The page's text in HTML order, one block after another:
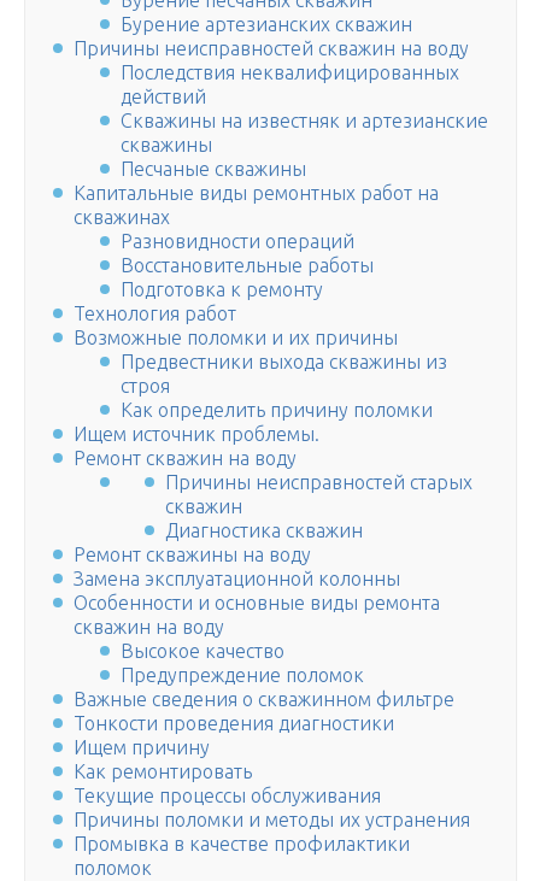
Бурение артезианских скважин
Причины неисправностей скважин на воду
Последствия неквалифицированных
действий
Скважины на известняк и артезианские
скважины
Песчаные скважины
Капитальные виды ремонтных работ на
скважинах
Разновидности операций
Восстановительные работы
Подготовка к ремонту
Технология работ
Возможные поломки и их причины
Предвестники выхода скважины из
строя
Как определить причину поломки
Ищем источник проблемы.
Ремонт скважин на воду
Причины неисправностей старых
скважин
Диагностика скважин
Ремонт скважины на воду
Замена эксплуатационной колонны
Особенности и основные виды ремонта
скважин на воду
Высокое качество
Предупреждение поломок
Важные сведения о скважинном фильтре
Тонкости проведения диагностики
Ищем причину
Как ремонтировать
Текущие процессы обслуживания
Причины поломки и методы их устранения
Промывка в качестве профилактики
поломок